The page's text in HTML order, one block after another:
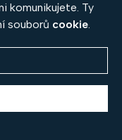
komunikujete. Ty
souborů cookie.
s r.o.
šperků